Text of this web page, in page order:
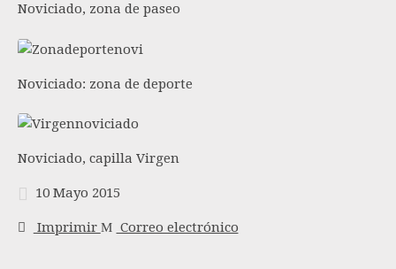
Noviciado, zona de paseo
Noviciado: zona de deporte
Noviciado, capilla Virgen
10 Mayo 2015
Imprimir Correo electrónico